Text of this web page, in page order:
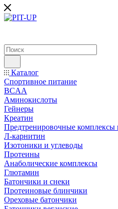
Каталог
Спортивное питание
BCAA
Аминокислоты
Гейнеры
Креатин
Предтренировочные комплексы
Л-карнитин
Изотоники и углеводы
Протеины
Анаболические комплексы
Глютамин
Батончики и снеки
Протеиновые блинчики
Ореховые батончики